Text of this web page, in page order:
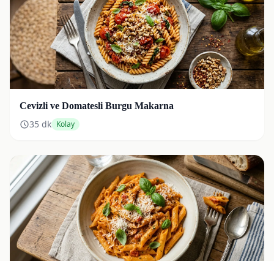
Cevizli ve Domatesli Burgu Makarna
35 dk Kolay